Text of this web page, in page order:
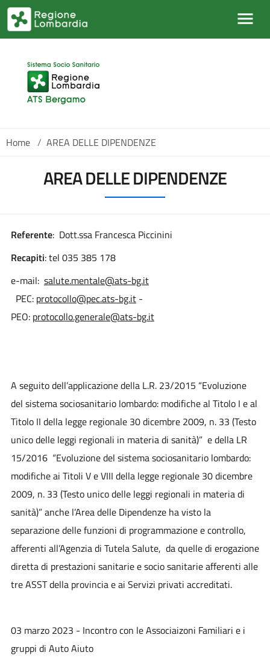
Salta al contenuto principale
Home / AREA DELLE DIPENDENZE
AREA DELLE DIPENDENZE
Referente: Dott.ssa Francesca Piccinini
Recapiti: tel 035 385 178
e-mail: salute.mentale@ats-bg.it
PEC: protocollo@pec.ats-bg.it-
PEO: protocollo.generale@ats-bg.it
A seguito dell’applicazione della L.R. 23/2015 “Evoluzione
del sistema sociosanitario lombardo: modifiche al Titolo I e al
Titolo II della legge regionale 30 dicembre 2009, n. 33 (Testo
unico delle leggi regionali in materia di sanità)” e della LR
15/2016 “Evoluzione del sistema sociosanitario lombardo:
modifiche ai Titoli V e VIII della legge regionale 30 dicembre
2009, n. 33 (Testo unico delle leggi regionali in materia di
sanità)” anche l’Area delle Dipendenze ha visto la
separazione delle funzioni di programmazione e controllo,
afferenti all’Agenzia di Tutela Salute, da quelle di erogazione
diretta di prestazioni sanitarie e socio sanitarie afferenti alle
tre ASST della provincia e ai Servizi privati accreditati.
03 marzo 2023 - Incontro con le Associaizoni Familiari e i
gruppi di Auto Aiuto